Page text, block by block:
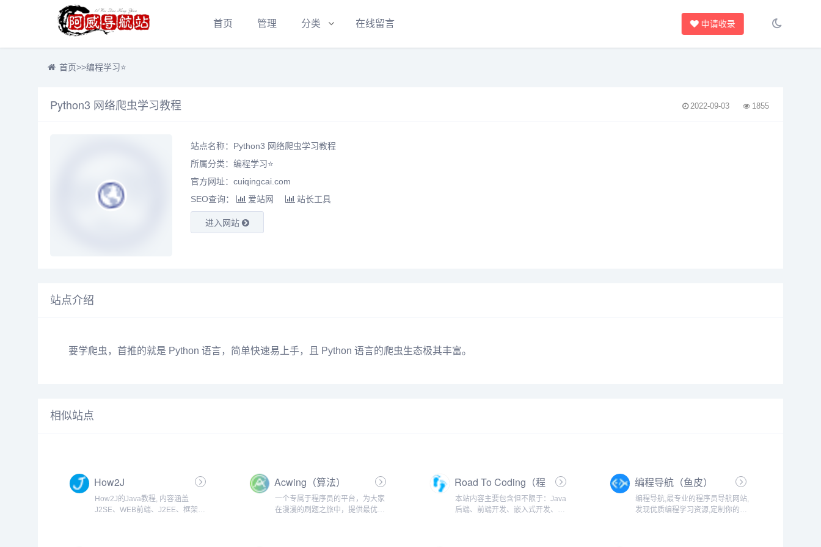
首页 管理 分类 在线留言 申请收录
首页>>编程学习⭐
Python3 网络爬虫学习教程 2022-09-03 1855
站点名称：Python3 网络爬虫学习教程
所属分类： 编程学习⭐
官方网址：cuiqingcai.com
SEO查询：
爱站网 站长工具
进入网站
站点介绍
要学爬虫，首推的就是 Python 语言，简单快速易上手，且 Python 语言的爬虫生态极其丰富。
相似站点
How2J
How2J的Java教程, 内容涵盖
J2SE、WEB前端、J2EE、框架技
Acwing（算法）
一个专属于程序员的平台，为大家
在漫漫的刷题之旅中，提供最优质
Road To Coding（程
序🐏）
本站内容主要包含但不限于：Java
后端、前端开发、嵌入式开发、大
编程导航（鱼皮）
编程导航,最专业的程序员导航网站,
发现优质编程学习资源,定制你的程